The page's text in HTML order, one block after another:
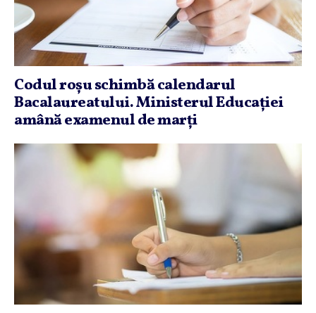
Codul roşu schimbă calendarul
Bacalaureatului. Ministerul Educaţiei
amână examenul de marţi